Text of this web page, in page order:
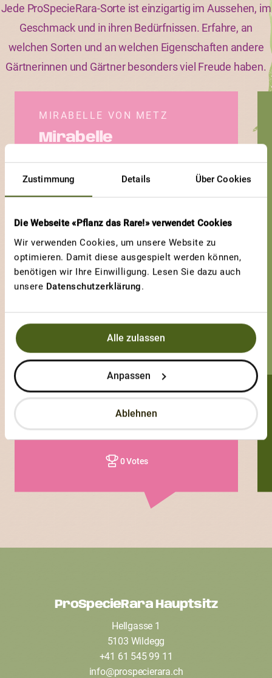
Zustimmung Details Über Cookies
Die Webseite «Pflanz das Rare!» verwendet Cookies
Wir verwenden Cookies, um unsere Website zu
optimieren. Damit diese ausgespielt werden können,
benötigen wir Ihre Einwilligung. Lesen Sie dazu auch
unsere Datenschutzerklärung.
Alle zulassen
Anpassen
Ablehnen
Jede ProSpecieRara-Sorte ist einzigartig im Aussehen, im
Geschmack und in ihren Bedürfnissen. Erfahre, an
welchen Sorten und an welchen Eigenschaften andere
Gärtnerinnen und Gärtner besonders viel Freude haben.
MIRABELLE VON METZ
Mirabelle
Martin
0 Sorten
0 Votes
ProSpecieRara Hauptsitz
Hellgasse 1
5103 Wildegg
+41 61 545 99 11
info@prospecierara.ch